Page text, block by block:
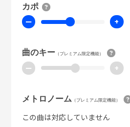
カポ
ー +
曲のキー（プレミアム限定機能）
ー +
メトロノーム （プレミアム限定機能）
この曲は対応していません